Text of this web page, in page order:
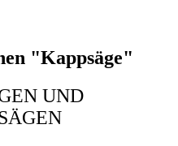
"Kappsäge"
UND